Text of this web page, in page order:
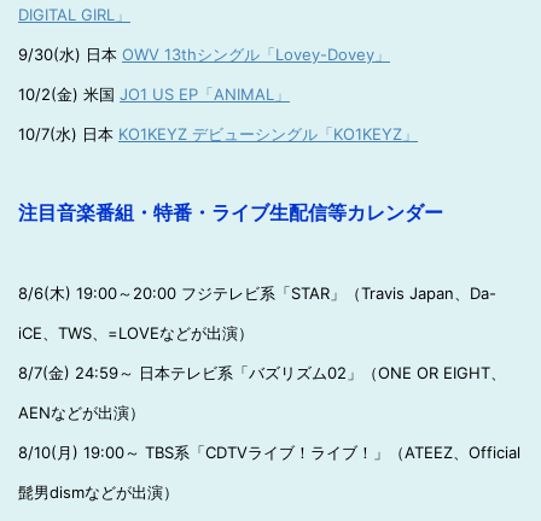
DIGITAL GIRL」
9/30(水) 日本 OWV 13thシングル「Lovey-Dovey」
10/2(金) 米国 JO1 US EP「ANIMAL」
10/7(水) 日本 KO1KEYZ デビューシングル「KO1KEYZ」
注目音楽番組・特番・ライブ生配信等カレンダー
8/6(木) 19:00～20:00 フジテレビ系「STAR」（Travis Japan、Da-
iCE、TWS、=LOVEなどが出演）
8/7(金) 24:59～ 日本テレビ系「バズリズム02」（ONE OR EIGHT、
AENなどが出演）
8/10(月) 19:00～ TBS系「CDTVライブ！ライブ！」（ATEEZ、Official
髭男dismなどが出演）